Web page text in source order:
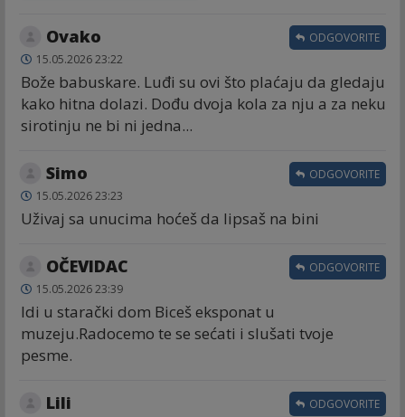
Ovako
15.05.2026 23:22
Bože babuskare. Luđi su ovi što plaćaju da gledaju
kako hitna dolazi. Dođu dvoja kola za nju a za neku
sirotinju ne bi ni jedna...
ODGOVORITE
Simo
15.05.2026 23:23
Uživaj sa unucima hoćeš da lipsaš na bini
ODGOVORITE
OČEVIDAC
15.05.2026 23:39
Idi u starački dom Biceš eksponat u
muzeju.Radocemo te se sećati i slušati tvoje
pesme.
ODGOVORITE
Lili ODGOVORITE